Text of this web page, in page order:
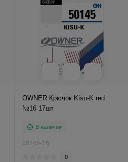
OWNER Крючок Kisu-K red
№16 17шт
В наличии
50145-16
0